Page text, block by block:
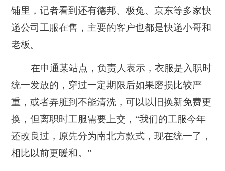
铺里，记者看到还有德邦、极兔、京东等多家快
递公司工服在售，主要的客户也都是快递小哥和
老板。
在申通某站点，负责人表示，衣服是入职时
统一发放的，穿过一定期限后如果磨损比较严
重，或者弄脏到不能清洗，可以以旧换新免费更
换，但离职时工服需要上交，“我们的工服今年
还改良过，原先分为南北方款式，现在统一了，
相比以前更暖和。”